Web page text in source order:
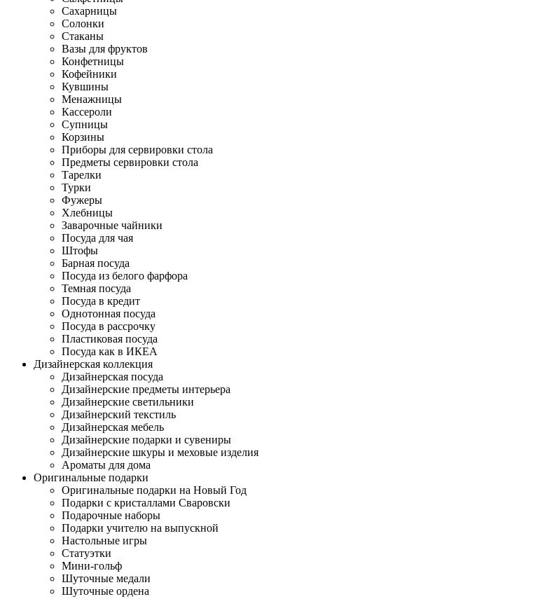
Сахарницы
Солонки
Стаканы
Вазы для фруктов
Конфетницы
Кофейники
Кувшины
Менажницы
Кассероли
Супницы
Корзины
Приборы для сервировки стола
Предметы сервировки стола
Тарелки
Турки
Фужеры
Хлебницы
Заварочные чайники
Посуда для чая
Штофы
Барная посуда
Посуда из белого фарфора
Темная посуда
Посуда в кредит
Однотонная посуда
Посуда в рассрочку
Пластиковая посуда
Посуда как в ИКЕА
Дизайнерская коллекция
Дизайнерская посуда
Дизайнерские предметы интерьера
Дизайнерские светильники
Дизайнерский текстиль
Дизайнерская мебель
Дизайнерские подарки и сувениры
Дизайнерские шкуры и меховые изделия
Ароматы для дома
Оригинальные подарки
Оригинальные подарки на Новый Год
Подарки с кристаллами Сваровски
Подарочные наборы
Подарки учителю на выпускной
Настольные игры
Статуэтки
Мини-гольф
Шуточные медали
Шуточные ордена